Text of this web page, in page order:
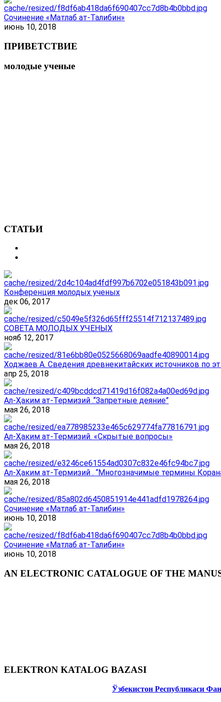
Сочинение «Матлаб ат-Талибин»
июнь 10, 2018
ПРИВЕТСТВИЕ
молодые ученые
СТАТЬИ
Конференция молодых ученых
дек 06, 2017
СОВЕТА МОЛОДЫХ УЧЕНЫХ
нояб 12, 2017
Ходжаев А. Сведения древнекитайских источников по
апр 25, 2018
Ал-Ҳаким ат-Термизий .“Запретные деяние”
мая 26, 2018
Ал-Ҳаким ат-Термизий. «Скрытые вопросы»
мая 26, 2018
Ал-Ҳаким ат-Термизий . “Многозначимые термины
мая 26, 2018
Сочинение «Матлаб ат-Талибин»
июнь 10, 2018
Сочинение «Матлаб ат-Талибин»
июнь 10, 2018
AN ELECTRONIC CATALOGUE OF THE
ELEKTRON KATALOG BAZASI
Ўзбекистон Республикаси